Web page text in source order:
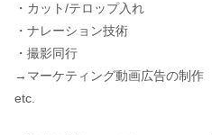
・カット/テロップ入れ
・ナレーション技術
・撮影同行
→マーケティング動画広告の制作
etc.